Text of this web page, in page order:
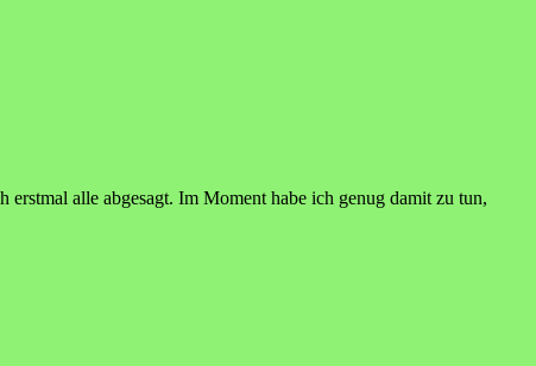
alle abgesagt. Im Moment habe ich genug damit zu tun,